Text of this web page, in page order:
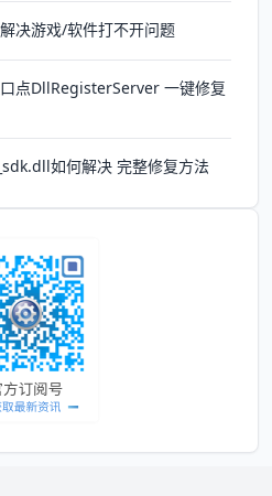
决游戏/软件打不开问题
点DllRegisterServer 一键修复
如何解决 完整修复方法